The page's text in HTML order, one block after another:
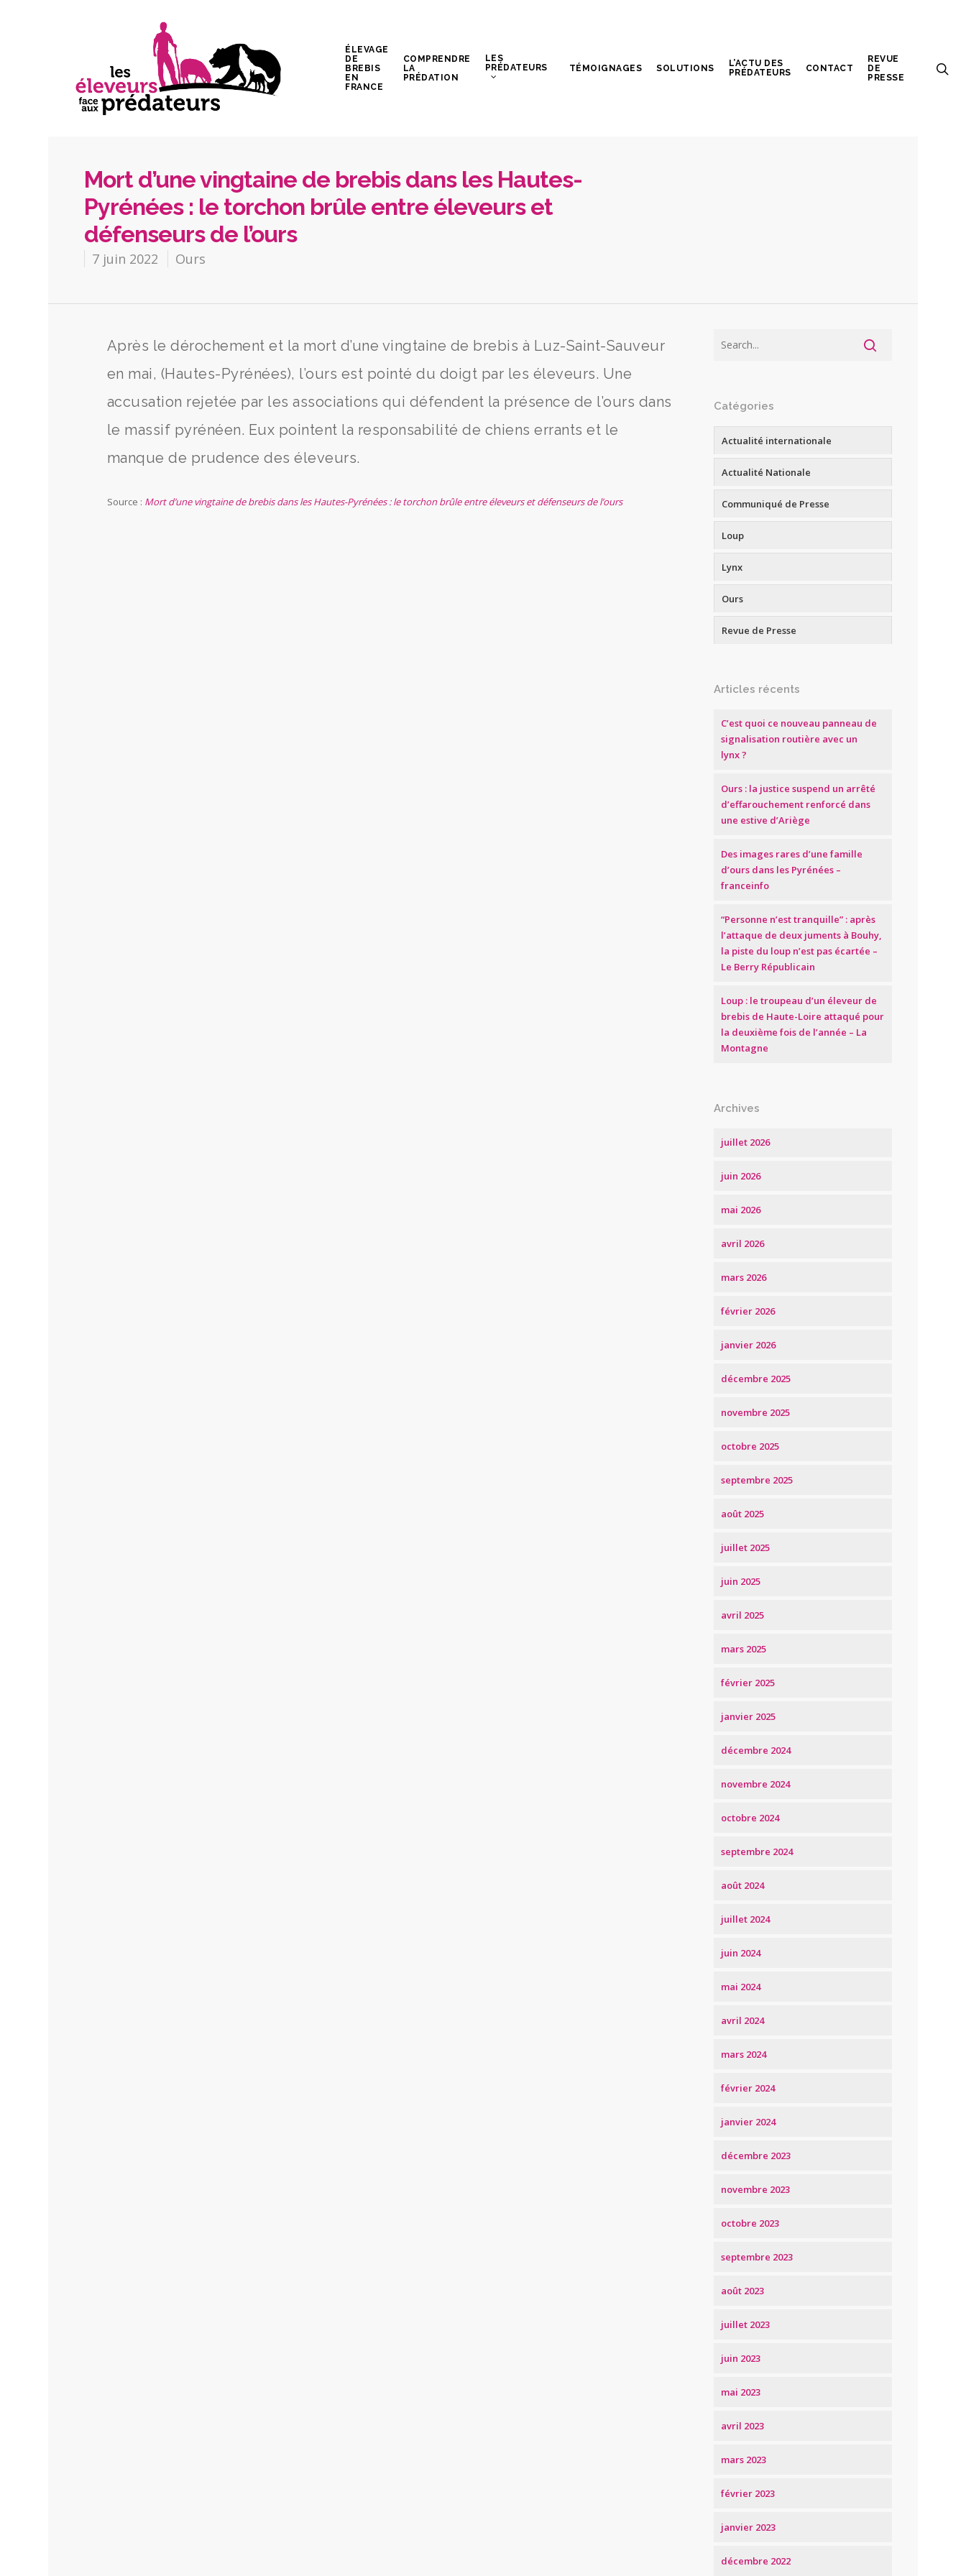
ÉLEVAGE
DE
BREBIS
EN
FRANCE
COMPRENDRE
LA
PRÉDATION
LES
PRÉDATEURS
TÉMOIGNAGES SOLUTIONS
L’ACTU DES
PRÉDATEURS
CONTACT
REVUE
DE
PRESSE
Mort d’une vingtaine de brebis dans les Hautes-
Pyrénées : le torchon brûle entre éleveurs et
défenseurs de l’ours
7 juin 2022 Ours
Après le dérochement et la mort d’une vingtaine de brebis à Luz-Saint-Sauveur
en mai, (Hautes-Pyrénées), l’ours est pointé du doigt par les éleveurs. Une
accusation rejetée par les associations qui défendent la présence de l’ours dans
le massif pyrénéen. Eux pointent la responsabilité de chiens errants et le
manque de prudence des éleveurs.
Source : Mort d’une vingtaine de brebis dans les Hautes-Pyrénées : le torchon brûle entre éleveurs et défenseurs de l’ours
Catégories
Actualité internationale
Actualité Nationale
Communiqué de Presse
Loup
Lynx
Ours
Revue de Presse
Articles récents
C’est quoi ce nouveau panneau de
signalisation routière avec un
lynx ?
Ours : la justice suspend un arrêté
d’effarouchement renforcé dans
une estive d’Ariège
Des images rares d’une famille
d’ours dans les Pyrénées –
franceinfo
“Personne n’est tranquille” : après
l’attaque de deux juments à Bouhy,
la piste du loup n’est pas écartée –
Le Berry Républicain
Loup : le troupeau d’un éleveur de
brebis de Haute-Loire attaqué pour
la deuxième fois de l’année – La
Montagne
Archives
juillet 2026
juin 2026
mai 2026
avril 2026
mars 2026
février 2026
janvier 2026
décembre 2025
novembre 2025
octobre 2025
septembre 2025
août 2025
juillet 2025
juin 2025
avril 2025
mars 2025
février 2025
janvier 2025
décembre 2024
novembre 2024
octobre 2024
septembre 2024
août 2024
juillet 2024
juin 2024
mai 2024
avril 2024
mars 2024
février 2024
janvier 2024
décembre 2023
novembre 2023
octobre 2023
septembre 2023
août 2023
juillet 2023
juin 2023
mai 2023
avril 2023
mars 2023
février 2023
janvier 2023
décembre 2022